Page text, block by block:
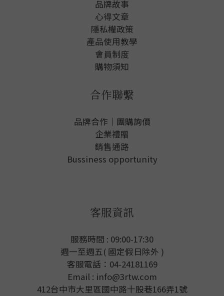
品牌故事
心得文章
隱私權政策
產品使用教學
會員制度
購物須知
合作聯繫
品牌合作｜團購詢價
企業禮贈
銷售通路
Bussiness opportunity
客服資訊
服務時間 : 09:00-17:30
週一至週五( 國定假日除外 )
客服電話：04-24181169
Email : info@3rtw.com
412台中市大里區國中路十股巷166弄1號